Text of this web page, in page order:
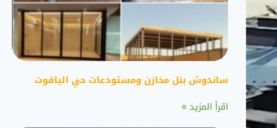
ساندوش بنل مخازن ومستودعات حي الياقوت
اقرأ المزيد »